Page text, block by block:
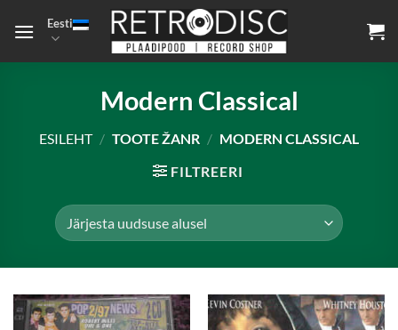
Eesti
Modern Classical
ESILEHT / TOOTE ŽANR / MODERN CLASSICAL
FILTREERI